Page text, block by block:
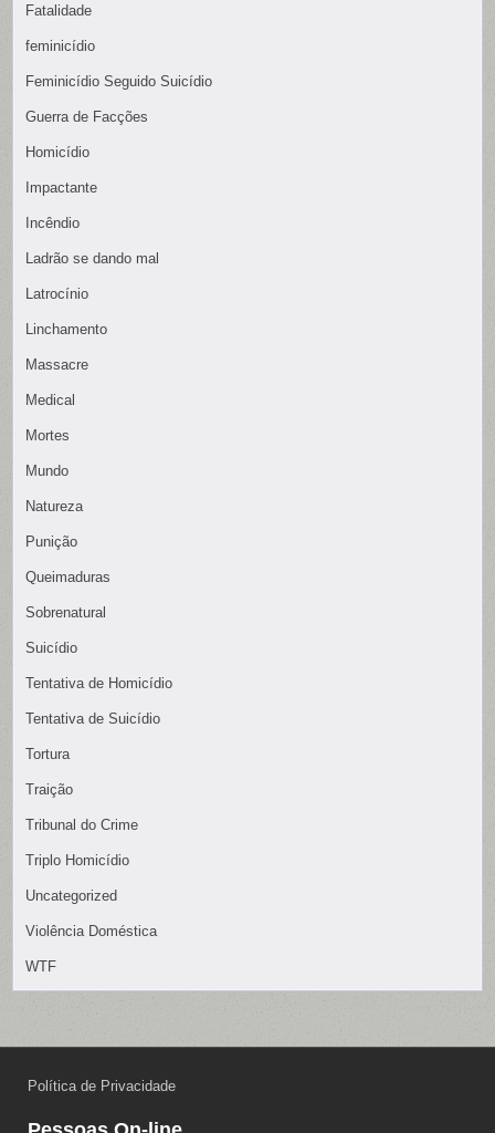
Fatalidade
feminicídio
Feminicídio Seguido Suicídio
Guerra de Facções
Homicídio
Impactante
Incêndio
Ladrão se dando mal
Latrocínio
Linchamento
Massacre
Medical
Mortes
Mundo
Natureza
Punição
Queimaduras
Sobrenatural
Suicídio
Tentativa de Homicídio
Tentativa de Suicídio
Tortura
Traição
Tribunal do Crime
Triplo Homicídio
Uncategorized
Violência Doméstica
WTF
Política de Privacidade